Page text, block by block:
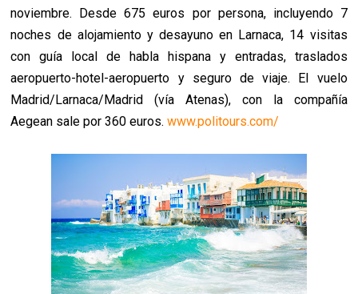
noviembre. Desde 675 euros por persona, incluyendo 7
noches de alojamiento y desayuno en Larnaca, 14 visitas
con guía local de habla hispana y entradas, traslados
aeropuerto-hotel-aeropuerto y seguro de viaje. El vuelo
Madrid/Larnaca/Madrid (vía Atenas), con la compañía
Aegean sale por 360 euros.www.politours.com/